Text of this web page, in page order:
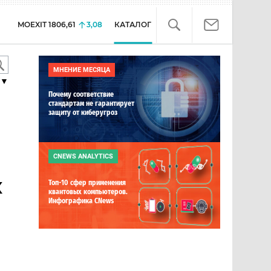
MOEXIT 1806,61 3,08 КАТАЛОГ
▼
МНЕНИЕ МЕСЯЦА
Почему соответствие
стандартам не гарантирует
защиту от киберугроз
CNEWS ANALYTICS
Топ-10 сфер применения
квантовых компьютеров.
Инфографика CNews